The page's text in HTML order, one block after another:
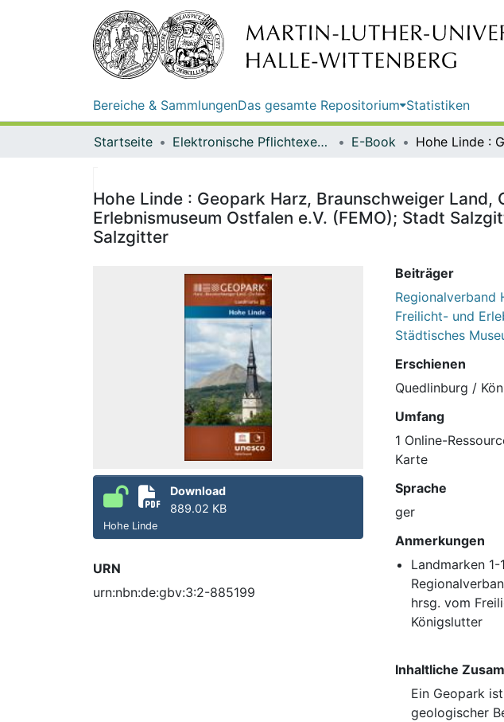
Bereiche & SammlungenDas gesamte Repositorium Statistiken
Startseite Elektronische Pflichtexemplare E-Book
Hohe Linde : Geopark Harz, Braunschweiger
Erlebnismuseum Ostfalen e.V. (FEMO); Stadt
Salzgitter
Download
889.02 KB
Hohe Linde
URN
urn:nbn:de:gbv:3:2-885199
Beiträger
Regionalverband
Freilicht- und
Städtisches
Erschienen
Quedlinburg /
Umfang
1 Online-
Karte
Sprache
ger
Anmerkungen
Landmarken
hrsg. vom
Königslutter
Inhaltliche
Ein Geopark
geologischer